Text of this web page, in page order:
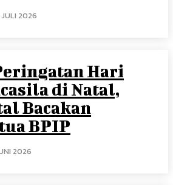
2026
Hari
di Natal,
Bacakan
BPIP
2026